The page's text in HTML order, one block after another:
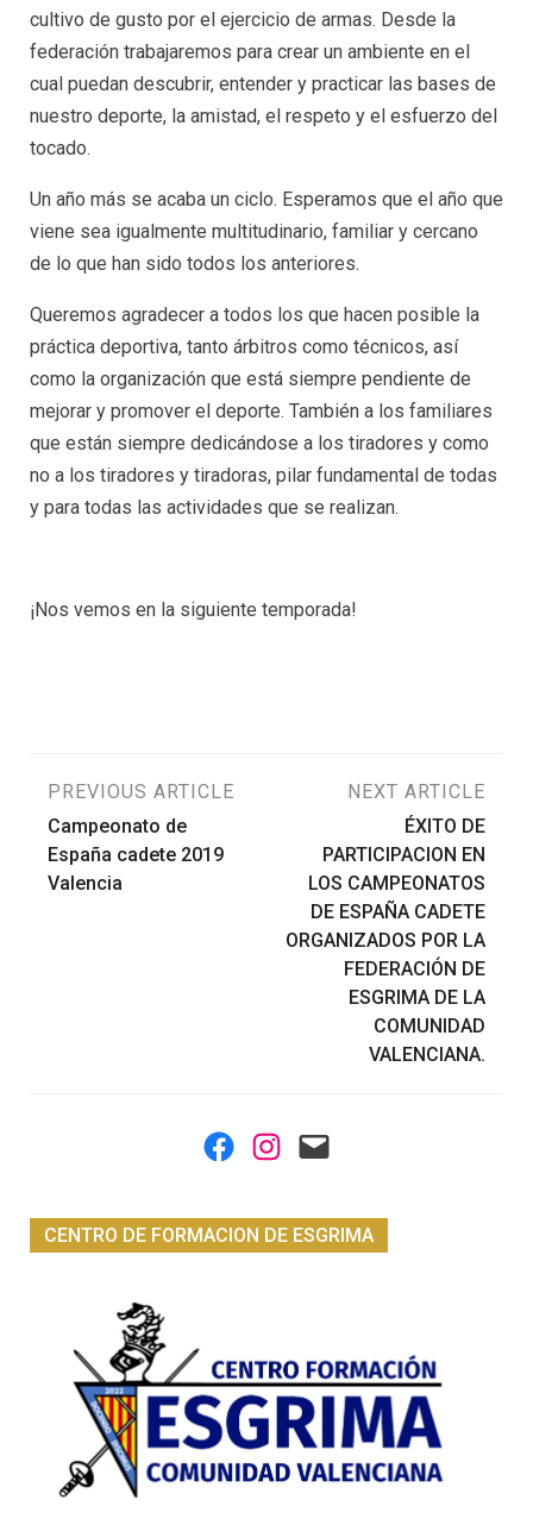
cultivo de gusto por el ejercicio de armas. Desde la
federación trabajaremos para crear un ambiente en el
cual puedan descubrir, entender y practicar las bases de
nuestro deporte, la amistad, el respeto y el esfuerzo del
tocado.
Un año más se acaba un ciclo. Esperamos que el año que
viene sea igualmente multitudinario, familiar y cercano
de lo que han sido todos los anteriores.
Queremos agradecer a todos los que hacen posible la
práctica deportiva, tanto árbitros como técnicos, así
como la organización que está siempre pendiente de
mejorar y promover el deporte. También a los familiares
que están siempre dedicándose a los tiradores y como
no a los tiradores y tiradoras, pilar fundamental de todas
y para todas las actividades que se realizan.
¡Nos vemos en la siguiente temporada!
Navegación
de
PREVIOUS ARTICLE
Campeonato de
España cadete 2019
Valencia
NEXT ARTICLE
ÉXITO DE
PARTICIPACION EN
LOS CAMPEONATOS
DE ESPAÑA CADETE
ORGANIZADOS POR LA
FEDERACIÓN DE
ESGRIMA DE LA
COMUNIDAD
VALENCIANA.
Facebook
Instagram
Mail
CENTRO DE FORMACION DE ESGRIMA